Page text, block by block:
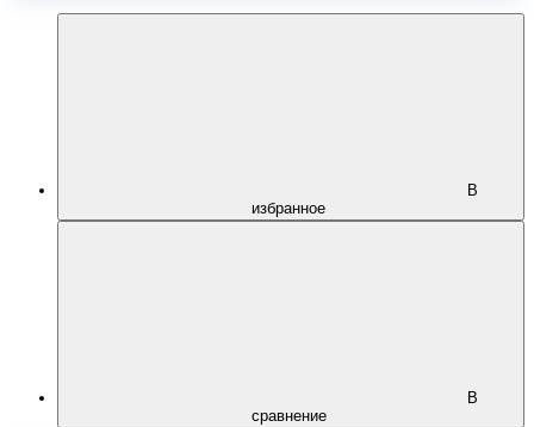
В
избранное
В
сравнение